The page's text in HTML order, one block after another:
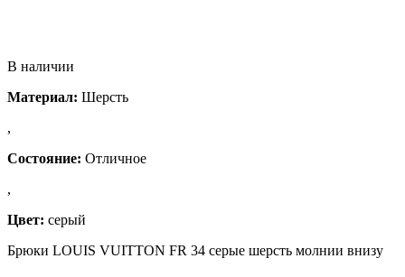
В наличии
Материал: Шерсть
,
Состояние: Отличное
,
Цвет: серый
Брюки LOUIS VUITTON FR 34 серые шерсть молнии внизу